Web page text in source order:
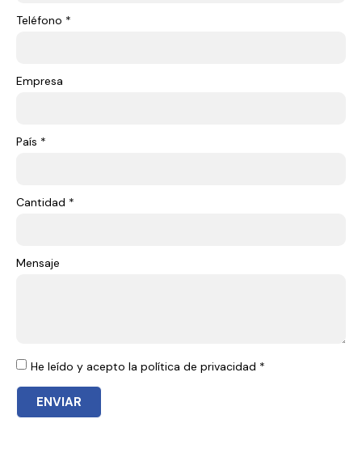
Teléfono *
Empresa
País *
Cantidad *
Mensaje
He leído y acepto la política de privacidad *
ENVIAR